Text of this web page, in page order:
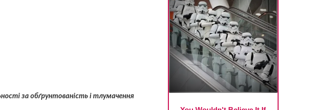
за обґрунтованість і тлумачення